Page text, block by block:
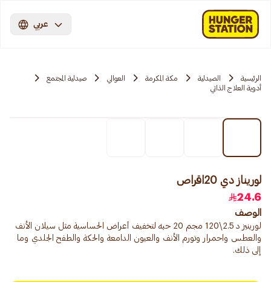
عربي
الرئيسية الصيدلية مكة المكرمة العوالي
صيدلية المجتمع
أدوية العلاج الذاتي
لوريناز دي 20اقراص
24.6
الوصف
لورينيز د 2.5\120 مجم 20 حبه لتخفيف أعراض الحساسية مثل سيلان الأنف
والعطس واحمرار وتورم الأنف والعيون الدامعة والحكة والطفح الجلدي وما
إلى ذلك.